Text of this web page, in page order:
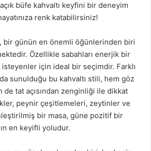
büfe kahvaltı keyfini bir deneyim
renk katabilirsiniz!
bir günün en önemli öğünlerinden biri
Özellikle sabahları enerjik bir
isteyenler için ideal bir seçimdir. Farklı
sunulduğu bu kahvaltı stili, hem göz
de tat açısından zenginliği ile dikkat
peynir çeşitlemeleri, zeytinler ve
bir masa, güne pozitif bir
en keyifli yoludur.